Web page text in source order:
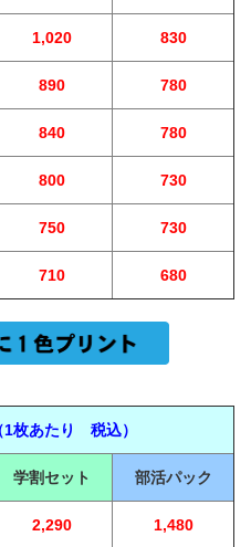
1,020 830
890 780
840 780
800 730
750 730
710 680
1枚あたり 税込）
学割セット 部活パック
2,290 1,480